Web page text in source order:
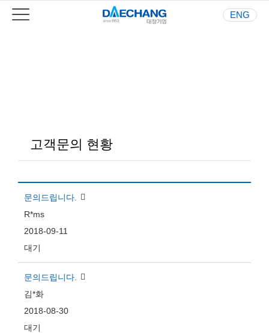
ENG
고객문의 현황
문의드립니다.
R*ms
2018-09-11
대기
문의드립니다.
김*화
2018-08-30
대기